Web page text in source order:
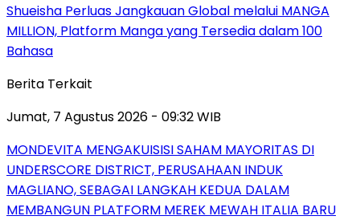
Shueisha Perluas Jangkauan Global melalui MANGA
MILLION, Platform Manga yang Tersedia dalam 100
Bahasa
Berita Terkait
Jumat, 7 Agustus 2026 - 09:32 WIB
MONDEVITA MENGAKUISISI SAHAM MAYORITAS DI
UNDERSCORE DISTRICT, PERUSAHAAN INDUK
MAGLIANO, SEBAGAI LANGKAH KEDUA DALAM
MEMBANGUN PLATFORM MEREK MEWAH ITALIA BARU